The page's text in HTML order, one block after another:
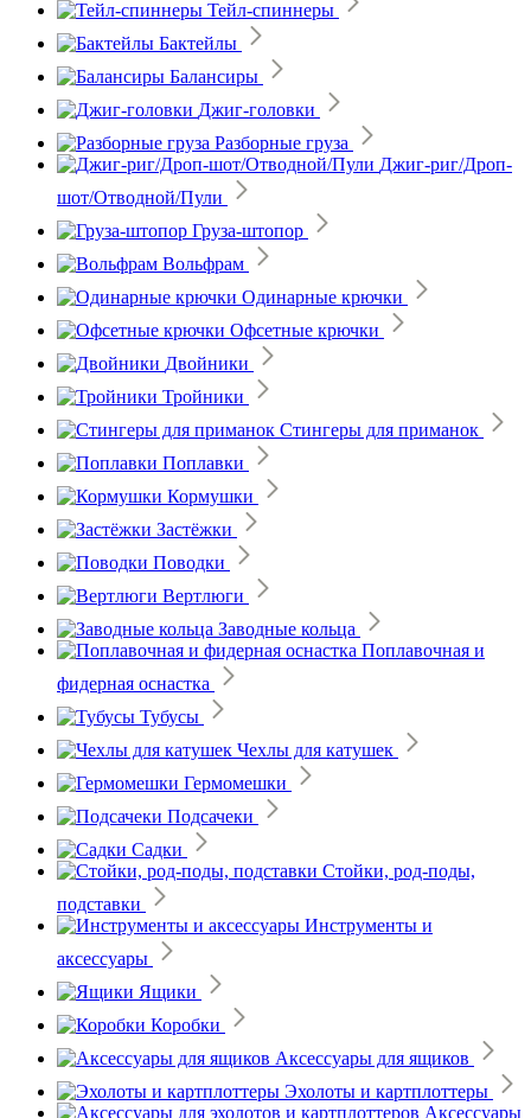
Тейл-спиннеры
Бактейлы
Балансиры
Джиг-головки
Разборные груза
Джиг-риг/Дроп-
шот/Отводной/Пули
Груза-штопор
Вольфрам
Одинарные крючки
Офсетные крючки
Двойники
Тройники
Стингеры для приманок
Поплавки
Кормушки
Застёжки
Поводки
Вертлюги
Заводные кольца
Поплавочная и
фидерная оснастка
Тубусы
Чехлы для катушек
Гермомешки
Подсачеки
Садки
Стойки, род-поды,
подставки
Инструменты и
аксессуары
Ящики
Коробки
Аксессуары для ящиков
Эхолоты и картплоттеры
Аксессуары